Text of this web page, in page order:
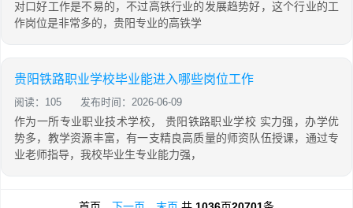
对口好工作是不易的，不过高铁行业的发展趋势好，这个行业的工
作岗位是非常多的，贵阳专业的高铁学
贵阳铁路职业学校毕业能进入哪些岗位工作
阅读：105 发布时间：2026-06-09
作为一所专业职业技术学校， 贵阳铁路职业学校 实力强，办学优
势多，教学资源丰富，有一支精良高质量的师资队伍授课，通过专
业老师指导，我校毕业生专业能力强，